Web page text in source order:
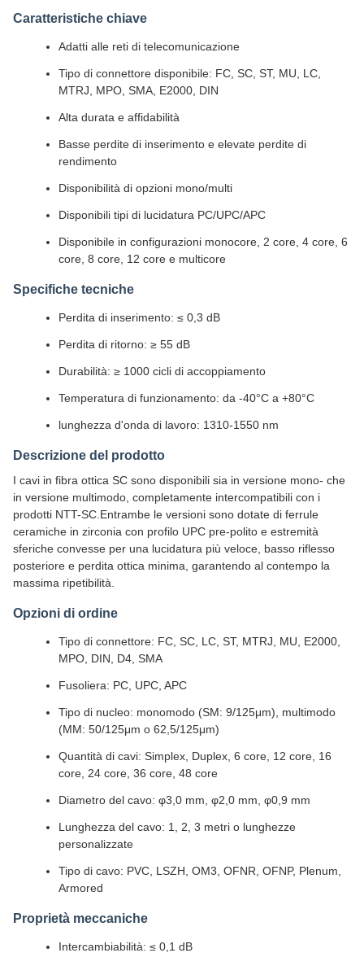
Caratteristiche chiave
Adatti alle reti di telecomunicazione
Tipo di connettore disponibile: FC, SC, ST, MU, LC,
MTRJ, MPO, SMA, E2000, DIN
Alta durata e affidabilità
Basse perdite di inserimento e elevate perdite di
rendimento
Disponibilità di opzioni mono/multi
Disponibili tipi di lucidatura PC/UPC/APC
Disponibile in configurazioni monocore, 2 core, 4 core, 6
core, 8 core, 12 core e multicore
Specifiche tecniche
Perdita di inserimento: ≤ 0,3 dB
Perdita di ritorno: ≥ 55 dB
Durabilità: ≥ 1000 cicli di accoppiamento
Temperatura di funzionamento: da -40°C a +80°C
lunghezza d'onda di lavoro: 1310-1550 nm
Descrizione del prodotto
I cavi in fibra ottica SC sono disponibili sia in versione mono- che
in versione multimodo, completamente intercompatibili con i
prodotti NTT-SC.Entrambe le versioni sono dotate di ferrule
ceramiche in zirconia con profilo UPC pre-polito e estremità
sferiche convesse per una lucidatura più veloce, basso riflesso
posteriore e perdita ottica minima, garantendo al contempo la
massima ripetibilità.
Opzioni di ordine
Tipo di connettore: FC, SC, LC, ST, MTRJ, MU, E2000,
MPO, DIN, D4, SMA
Fusoliera: PC, UPC, APC
Tipo di nucleo: monomodo (SM: 9/125μm), multimodo
(MM: 50/125μm o 62,5/125μm)
Quantità di cavi: Simplex, Duplex, 6 core, 12 core, 16
core, 24 core, 36 core, 48 core
Diametro del cavo: φ3,0 mm, φ2,0 mm, φ0,9 mm
Lunghezza del cavo: 1, 2, 3 metri o lunghezze
personalizzate
Tipo di cavo: PVC, LSZH, OM3, OFNR, OFNP, Plenum,
Armored
Proprietà meccaniche
Intercambiabilità: ≤ 0,1 dB